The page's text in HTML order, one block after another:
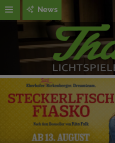
News